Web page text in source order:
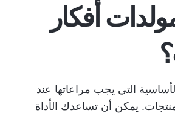
أفكار
التي يجب مراعاتها عند
يمكن أن تساعدك الأداة